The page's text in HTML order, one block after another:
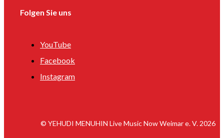
Folgen Sie uns
YouTube
Facebook
Instagram
© YEHUDI MENUHIN Live Music Now Weimar e. V. 2026